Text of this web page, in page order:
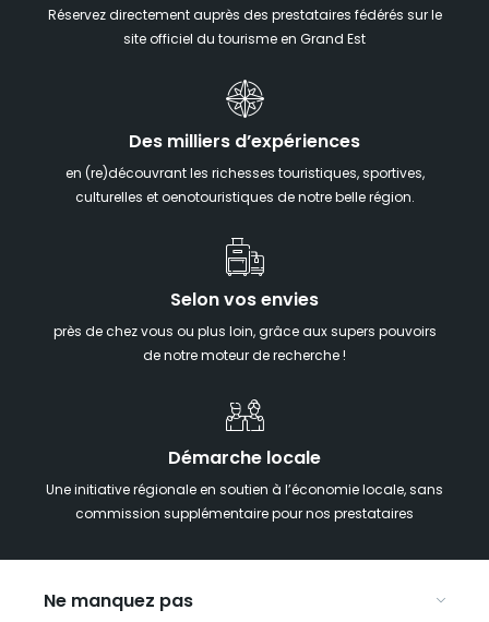
Réservez directement auprès des prestataires fédérés sur le
site officiel du tourisme en Grand Est
Des milliers d’expériences
en (re)découvrant les richesses touristiques, sportives,
culturelles et oenotouristiques de notre belle région.
Selon vos envies
près de chez vous ou plus loin, grâce aux supers pouvoirs
de notre moteur de recherche !
Démarche locale
Une initiative régionale en soutien à l’économie locale, sans
commission supplémentaire pour nos prestataires
Ne manquez pas